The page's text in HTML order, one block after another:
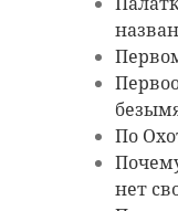
По
нет